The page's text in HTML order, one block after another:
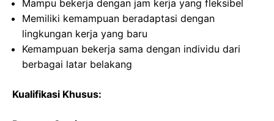
Mampu bekerja dengan jam kerja yang fleksibel
Memiliki kemampuan beradaptasi dengan
lingkungan kerja yang baru
Kemampuan bekerja sama dengan individu dari
berbagai latar belakang
Kualifikasi Khusus: